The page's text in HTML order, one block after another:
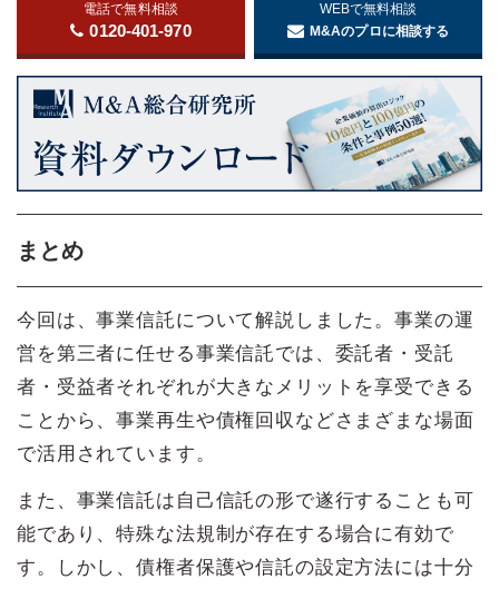
電話で無料相談
0120-401-970
WEBで無料相談
M&Aのプロに相談する
まとめ
今回は、事業信託について解説しました。事業の運
営を第三者に任せる事業信託では、委託者・受託
者・受益者それぞれが大きなメリットを享受できる
ことから、事業再生や債権回収などさまざまな場面
で活用されています。
また、事業信託は自己信託の形で遂行することも可
能であり、特殊な法規制が存在する場合に有効で
す。しかし、債権者保護や信託の設定方法には十分